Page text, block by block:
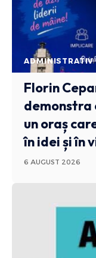
ADMINISTRATIV
Florin
demonstra
un oraș
în idei și în
6 AUGUST 2026